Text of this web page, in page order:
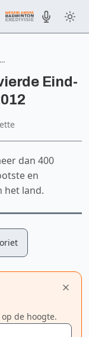
Eind-
dan 400
en
het land.
de hoogte.